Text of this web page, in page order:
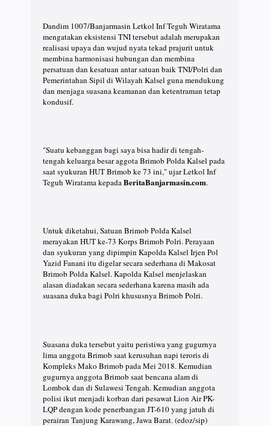
Dandim 1007/Banjarmasin Letkol Inf Teguh Wiratama
mengatakan eksistensi TNI tersebut adalah merupakan
realisasi upaya dan wujud nyata tekad prajurit untuk
membina harmonisasi hubungan dan membina
persatuan dan kesatuan antar satuan baik TNI/Polri dan
Pemerintahan Sipil di Wilayah Kalsel guna mendukung
dan menjaga suasana keamanan dan ketentraman tetap
kondusif.
"Suatu kebanggan bagi saya bisa hadir di tengah-
tengah keluarga besar aggota Brimob Polda Kalsel pada
saat syukuran HUT Brimob ke 73 ini," ujar Letkol Inf
Teguh Wiratama kepadaBeritaBanjarmasin.com.
Untuk diketahui, Satuan Brimob Polda Kalsel
merayakan HUT ke-73 Korps Brimob Polri. Perayaan
dan syukuran yang dipimpin Kapolda Kalsel Irjen Pol
Yazid Fanani itu digelar secara sederhana di Makosat
Brimob Polda Kalsel. Kapolda Kalsel menjelaskan
alasan diadakan secara sederhana karena masih ada
suasana duka bagi Polri khususnya Brimob Polri.
Suasana duka tersebut yaitu peristiwa yang gugurnya
lima anggota Brimob saat kerusuhan napi teroris di
Kompleks Mako Brimob pada Mei 2018. Kemudian
gugurnya anggota Brimob saat bencana alam di
Lombok dan di Sulawesi Tengah. Kemudian anggota
polisi ikut menjadi korban dari pesawat Lion Air PK-
LQP dengan kode penerbangan JT-610 yang jatuh di
perairan Tanjung Karawang, Jawa Barat. (edoz/sip)